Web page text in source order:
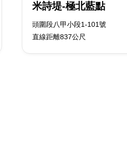
米詩堤-極北藍點
頭圍段八甲小段1-101號
直線距離837公尺